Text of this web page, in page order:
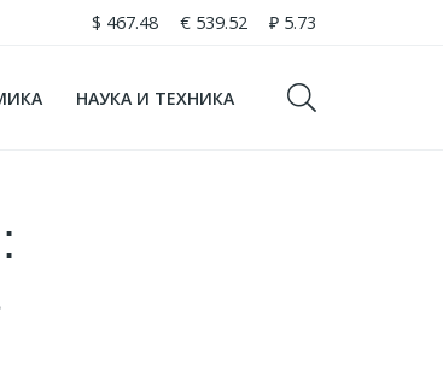
$ 467.48 € 539.52 ₽ 5.73
НАУКА И ТЕХНИКА